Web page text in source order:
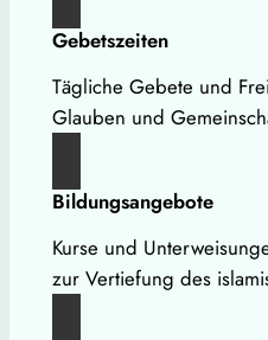
Gebetszeiten
Tägliche Gebete und
Glauben und
Bildungsangebote
Kurse und
zur Vertiefung des